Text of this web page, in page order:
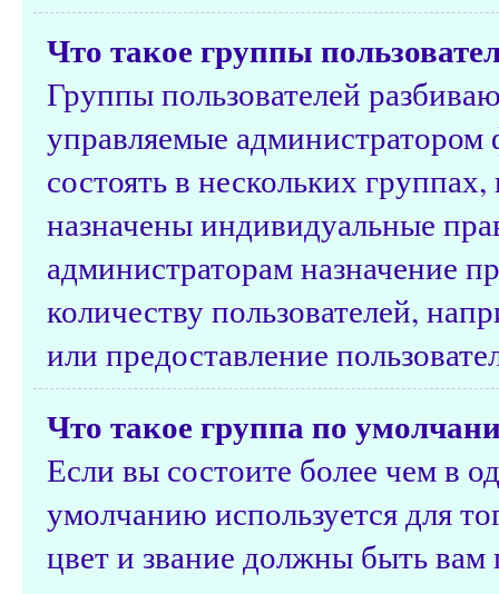
Что такое группы
Группы пользователей
управляемые
состоять в нескольких
назначены индивидуальные
администраторам назначение
количеству пользователей,
или предоставление
Что такое группа по
Если вы состоите более чем в
умолчанию используется для
цвет и звание должны быть